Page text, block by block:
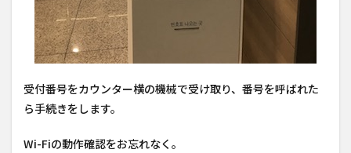
受付番号をカウンター横の機械で受け取り、番号を呼ばれた
ら手続きをします。
Wi-Fiの動作確認をお忘れなく。